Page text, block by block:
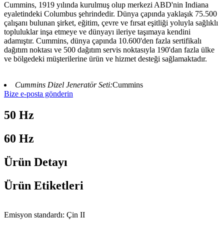
Cummins, 1919 yılında kurulmuş olup merkezi ABD'nin Indiana
eyaletindeki Columbus şehrindedir. Dünya çapında yaklaşık 75.500
çalışanı bulunan şirket, eğitim, çevre ve fırsat eşitliği yoluyla sağlıklı
topluluklar inşa etmeye ve dünyayı ileriye taşımaya kendini
adamıştır. Cummins, dünya çapında 10.600'den fazla sertifikalı
dağıtım noktası ve 500 dağıtım servis noktasıyla 190'dan fazla ülke
ve bölgedeki müşterilerine ürün ve hizmet desteği sağlamaktadır.
Cummins Dizel Jeneratör Seti:Cummins
Bize e-posta gönderin
50 Hz
60 Hz
Ürün Detayı
Ürün Etiketleri
Emisyon standardı: Çin II